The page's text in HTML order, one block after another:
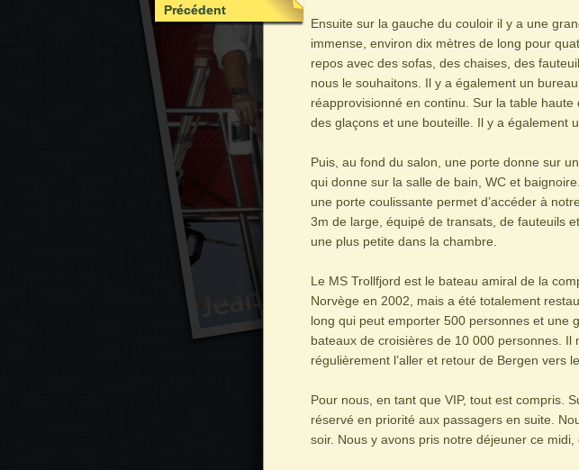
Ensuite sur la gauche du couloir il y a une
immense, environ dix mètres de long pour
repos avec des sofas, des chaises, des
nous le souhaitons. Il y a également un
réapprovisionné en continu. Sur la table
des glaçons et une bouteille. Il y a également
Puis, au fond du salon, une porte donne sur
qui donne sur la salle de bain, WC et
une porte coulissante permet d’accéder à
3m de large, équipé de transats, de fauteuils
une plus petite dans la chambre.
Le MS Trollfjord est le bateau amiral de la
Norvège en 2002, mais a été totalement
long qui peut emporter 500 personnes et une
bateaux de croisières de 10 000 personnes.
régulièrement l’aller et retour de Bergen vers
Pour nous, en tant que VIP, tout est compris.
réservé en priorité aux passagers en suite.
soir. Nous y avons pris notre déjeuner ce midi,
Précédent